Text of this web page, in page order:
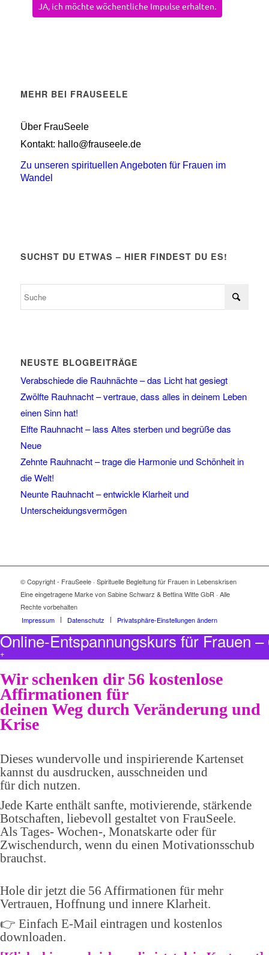
JA, ich möchte wöchentliche Impulse erhalten.
MEHR BEI FRAUSEELE
Über FrauSeele
Kontakt: hallo@frauseele.de
Zu unseren spirituellen Angeboten für Frauen im
Wandel
SUCHST DU ETWAS – HIER FINDEST DU ES!
NEUSTE BLOGBEITRÄGE
Verabschiede die Rauhnächte – das Licht hat gesiegt
Zwölfte Rauhnacht – vertraue, dass alles in deinem Leben
einen Sinn hat!
Elfte Rauhnacht – lass Altes sterben und begrüße das
Neue
Zehnte Rauhnacht – trage die Harmonie und Schönheit in
die Welt!
Neunte Rauhnacht – entwickle Klarheit und
Unterscheidungsvermögen
© Copyright - FrauSeele · Spirituelle Begleitung für Frauen in Lebenskrisen
Eine eingetragene Marke von Sabine Schwarz & Bettina Witte GbR · Alle
Rechte vorbehalten
Impressum
Datenschutz Privatsphäre-Einstellungen ändern
Online-Entspannungskurs für Frauen
+
Wir schenken dir 56 kostenlose
Affirmationen für
deinen Weg durch Veränderung und
Krise
Dieses wundervolle und inspirierende Kartenset
kannst du ausdrucken, ausschneiden und
für dich nutzen.
Jede Karte enthält sanfte, motivierende, stärkende
Botschaften, liebevoll gestaltet von FrauSeele.
Als Tages- Wochen-, Monatskarte oder für
Zwischendurch, wenn du einen Motivationsschub
brauchst.
Hole dir jetzt die 56 Affirmationen für mehr
Vertrauen, Hoffnung und innere Klarheit.
👉 Einfach E-Mail eintragen und kostenlos
downloaden.